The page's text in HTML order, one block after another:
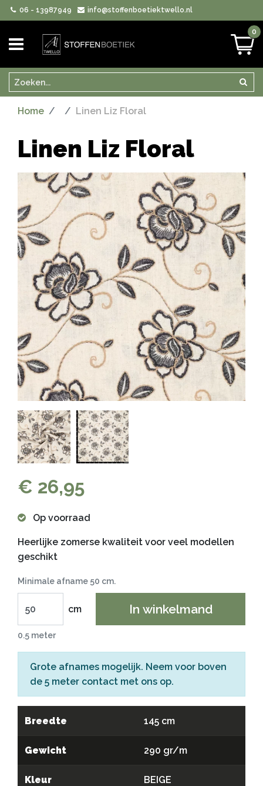
06 - 13987949 info@stoffenboetiektwello.nl
0
Zoeken
Home Linen Liz Floral
Linen Liz Floral
€ 26,95
Op voorraad
Heerlijke zomerse kwaliteit voor veel modellen
geschikt
Minimale afname 50 cm.
cm In winkelmand
0.5 meter
Grote afnames mogelijk. Neem voor boven
de 5 meter contact met ons op.
Breedte 145 cm
Gewicht 290 gr/m
Kleur BEIGE